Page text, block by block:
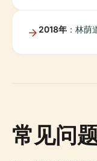
2018年 ：林荫
常见问